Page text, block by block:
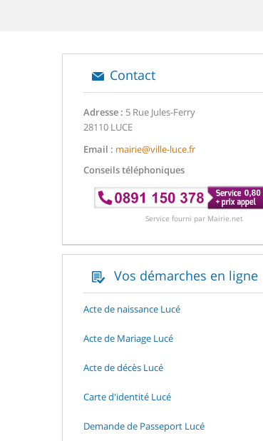
Contact
Adresse : 5 Rue Jules-Ferry
28110 LUCE
Email : mairie@ville-luce.fr
Conseils téléphoniques
Service fourni par Mairie.net
Vos démarches en ligne
Acte de naissance Lucé
Acte de Mariage Lucé
Acte de décès Lucé
Carte d'identité Lucé
Demande de Passeport Lucé